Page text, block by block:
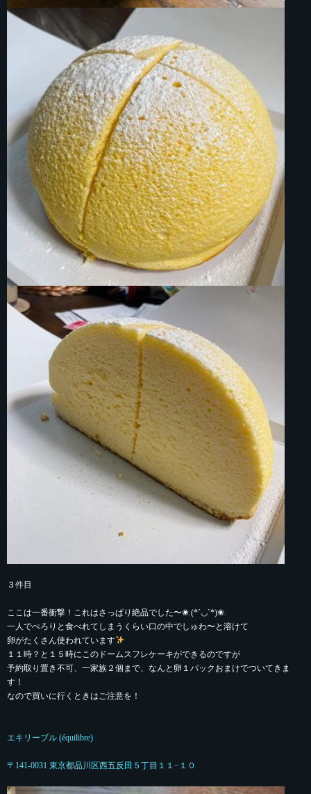
３件目
ここは一番衝撃！これはさっぱり絶品でした〜❀.(*´◡`*)❀.
一人でぺろりと食べれてしまうくらい口の中でしゅわ〜と溶けて
卵がたくさん使われています
１１時？と１５時にこのドームスフレケーキができるのですが
予約取り置き不可、一家族２個まで、なんと卵１パックおまけでついてきま
す！
なので買いに行くときはご注意を！
エキリーブル (équilibre)
〒141-0031 東京都品川区西五反田５丁目１１−１０